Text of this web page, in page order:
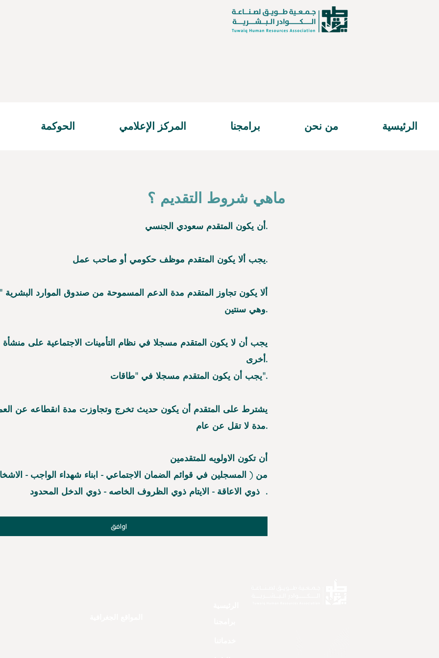
الرئيسية من نحن برامجنا المركز الإعلامي الحوكمة
أن يكون المتقدم سعودي الجنسي.
يجب ألا يكون المتقدم موظف حكومي أو صاحب عمل.
ألا يكون تجاوز المتقدم مدة الدعم المسموحة من صندوق الموارد
وهي سنتين.
يجب أن لا يكون المتقدم مسجلا في نظام التأمينات الاجتماعية على منشأة
أخرى.
يجب أن يكون المتقدم مسجلا في "طاقات".
يشترط على المتقدم أن يكون حديث تخرج وتجاوزت مدة انقطاعه عن
مدة لا تقل عن عام.​
أن تكون الاولويه للمتقدمين
ذوي الاعاقة - الايتام ذوي الظروف الخاصه - ذوي الدخل المحدود .
ماهي شروط التقديم ؟
اوافق